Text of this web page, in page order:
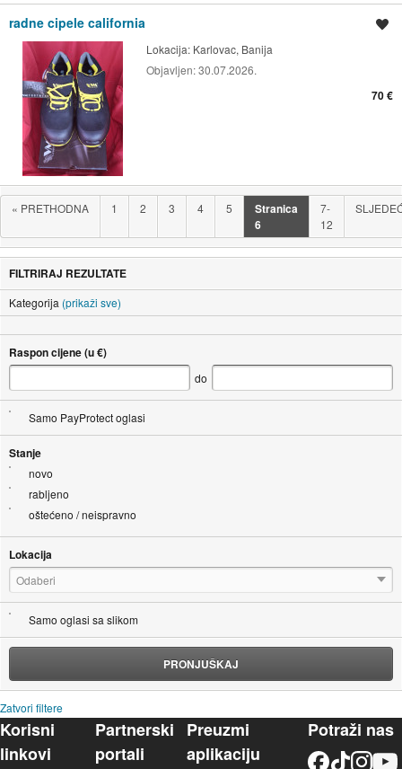
radne cipele california
Lokacija: Karlovac, Banija
Objavljen:30.07.2026.
70 €
« PRETHODNA 1 2 3 4 5
Stranica
6
7-
12
FILTRIRAJ REZULTATE
Kategorija (prikaži sve)
Raspon cijene (u €)
do
Samo PayProtect oglasi
Stanje
novo
rabljeno
oštećeno / neispravno
Lokacija
Odaberi
Samo oglasi sa slikom
PRONJUŠKAJ
Zatvori filtere
Korisni
linkovi
Partnerski
portali
Preuzmi
aplikaciju
Potraži nas